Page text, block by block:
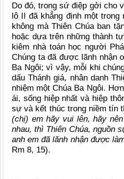
Do đó, trong sứ điệp gởi cho
lô II đã khẳng định một
không mà Thiên Chúa ban
hoặc dựa trên những thành
kiêm nhà toán học người Phá
Chúng ta đã được lãnh nhận
Ba Ngôi; vì vậy, mỗi khi
dấu Thánh giá, nhân danh
nhiệm một Chúa Ba Ngôi. H
ái, sống hiệp nhất và hiệp
sự và kết thúc trong niềm tín
(chị) em hãy vui lên, hãy
nhau, thì Thiên Chúa, nguồn
anh em đã lãnh nhận được
Rm 8, 15).